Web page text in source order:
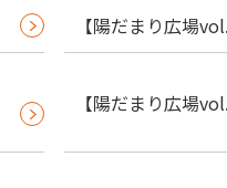
【陽だまり広場
【陽だまり広場